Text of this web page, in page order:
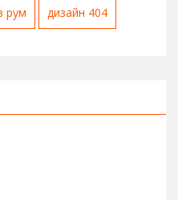
рум дизайн 404